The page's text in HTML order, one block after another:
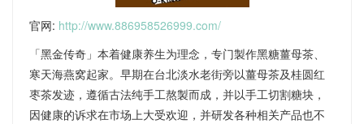
官网: http://www.886958526999.com/
「黑金传奇」本着健康养生为理念，专门製作黑糖薑母茶、
寒天海燕窝起家。早期在台北淡水老街旁以薑母茶及桂圆红
枣茶发迹，遵循古法纯手工熬製而成，并以手工切割糖块，
因健康的诉求在市场上大受欢迎，并研发各种相关产品也不